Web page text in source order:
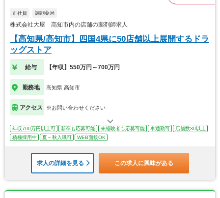
正社員 調剤薬局
株式会社大屋 高知市内の店舗の薬剤師求人
【高知県/高知市】四国4県に50店舗以上展開するドラ
ッグストア
給与 【年収】550万円～700万円
勤務地 高知県 高知市
アクセス ※お問い合わせください
年収700万円以上可 新卒も応募可能 未経験者も応募可能 車通勤可
店舗数30以上
積極採用中
夏～秋入職可 WEB面接OK
求人の詳細を見る この求人に興味がある